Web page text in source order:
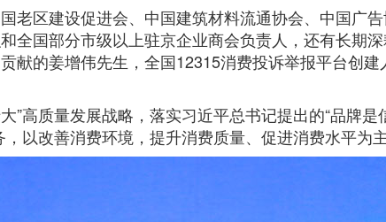
老区建设促进会、中国建筑材料流通协会、中国广
全国部分市级以上驻京企业商会负责人，还有长期
献的姜增伟先生，全国12315消费投诉举报平台创
”高质量发展战略，落实习近平总书记提出的“品牌是
以改善消费环境，提升消费质量、促进消费水平为主